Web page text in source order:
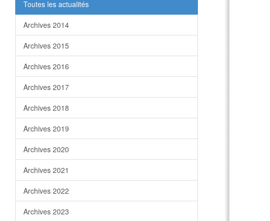
Toutes les actualités
Archives 2014
Archives 2015
Archives 2016
Archives 2017
Archives 2018
Archives 2019
Archives 2020
Archives 2021
Archives 2022
Archives 2023